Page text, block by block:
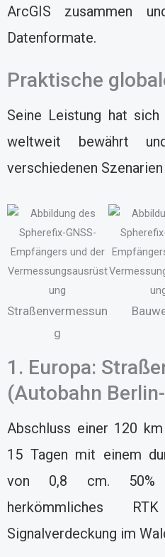
ArcGIS zusammen
Datenformate.
Praktische
Seine Leistung hat
weltweit bewährt
verschiedenen Szenarien
Straßenvermessun
g
1. Europa:
(Autobahn
Abschluss einer 120
15 Tagen mit einem
von 0,8 cm. 50%
herkömmliches
Signalverdeckung im